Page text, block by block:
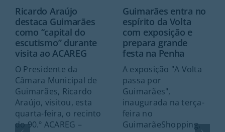
Ricardo Araújo
destaca Guimarães
como “capital do
escutismo” durante
visita ao ACAREG
O Presidente da
Câmara Municipal de
Guimarães, Ricardo
Araújo, visitou, esta
quarta-feira, o recinto
do 90.º ACAREG –
Guimarães entra no
espírito da Volta
com exposição e
prepara grande
festa na Penha
A exposição "A Volta
passa por
Guimarães",
inaugurada na terça-
feira no
GuimarãeShopping,